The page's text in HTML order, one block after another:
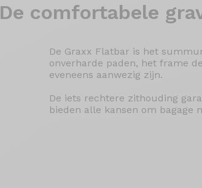
De comfortabele
De Graxx Flatbar is het
onverharde paden, het frame
eveneens aanwezig zijn.
De iets rechtere zithouding
bieden alle kansen om bagage